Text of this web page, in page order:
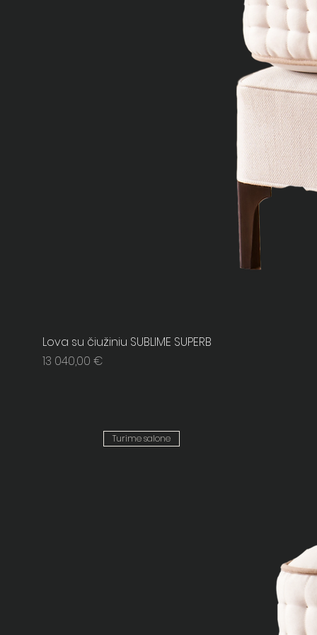
Lova su čiužiniu SUBLIME SUPERB
Price
13 040,00 €
Turime salone